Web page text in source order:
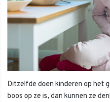
Ditzelfde doen kinderen op het
boos op ze is, dan kunnen ze